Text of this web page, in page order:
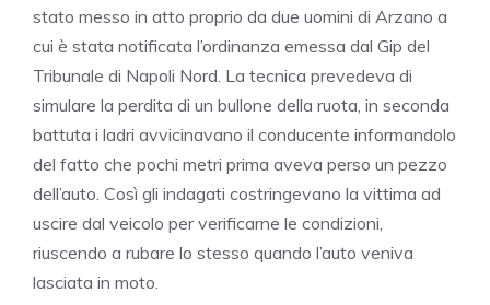
stato messo in atto proprio da due uomini di Arzano a
cui è stata notificata l’ordinanza emessa dal Gip del
Tribunale di Napoli Nord. La tecnica prevedeva di
simulare la perdita di un bullone della ruota, in seconda
battuta i ladri avvicinavano il conducente informandolo
del fatto che pochi metri prima aveva perso un pezzo
dell’auto. Così gli indagati costringevano la vittima ad
uscire dal veicolo per verificarne le condizioni,
riuscendo a rubare lo stesso quando l’auto veniva
lasciata in moto.